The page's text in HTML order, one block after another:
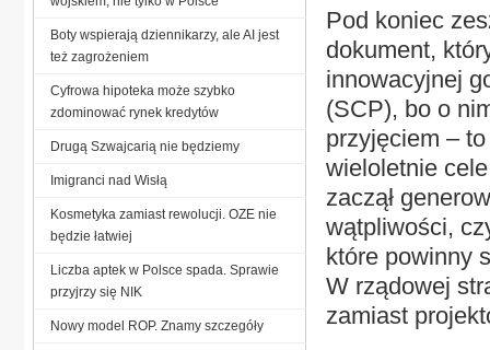
Pod koniec
dokument,
innowacyjnej
(SCP), bo o
przyjęciem –
wieloletnie
zaczął
wątpliwości,
które powinny
W rządowej
zamiast
Boty wspierają dziennikarzy, ale AI jest
też zagrożeniem
Cyfrowa hipoteka może szybko
zdominować rynek kredytów
Drugą Szwajcarią nie będziemy
Imigranci nad Wisłą
Kosmetyka zamiast rewolucji. OZE nie
będzie łatwiej
Liczba aptek w Polsce spada. Sprawie
przyjrzy się NIK
Nowy model ROP. Znamy szczegóły